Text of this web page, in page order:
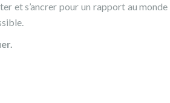
et s’ancrer pour un rapport au